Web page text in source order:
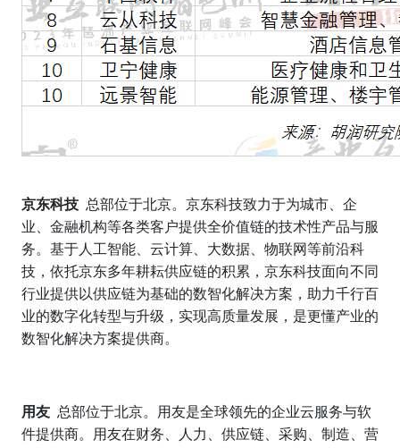
京东科技 总部位于北京。京东科技致力于为城市、企
业、金融机构等各类客户提供全价值链的技术性产品与服
务。基于人工智能、云计算、大数据、物联网等前沿科
技，依托京东多年耕耘供应链的积累，京东科技面向不同
行业提供以供应链为基础的数智化解决方案，助力千行百
业的数字化转型与升级，实现高质量发展，是更懂产业的
数智化解决方案提供商。
用友 总部位于北京。用友是全球领先的企业云服务与软
件提供商。用友在财务、人力、供应链、采购、制造、营